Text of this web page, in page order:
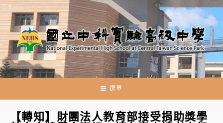
跳
轉
至
主
要
內
選單
【轉知】財團法人教育部接受捐助獎學